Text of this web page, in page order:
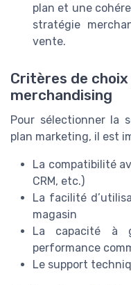
plan et une
stratégie
vente.
Critères de
merchandising
Pour sélectionner la
plan marketing, il est
La compatibilité
CRM, etc.)
La facilité
magasin
La capacité à
performance
Le support